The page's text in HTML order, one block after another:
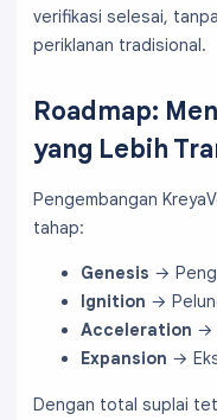
verifikasi selesai,
periklanan tradisional.
Roadmap:
yang Lebih
Pengembangan
tahap:
Genesis →
Ignition →
Acceleration →
Expansion →
Dengan total suplai